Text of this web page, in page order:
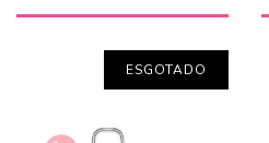
ESGOTADO